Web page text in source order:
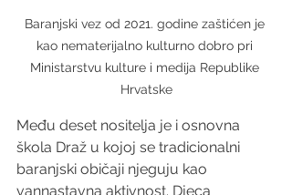
Baranjski vez od 2021. godine zaštićen je
kao nematerijalno kulturno dobro pri
Ministarstvu kulture i medija Republike
Hrvatske
Među deset nositelja je i osnovna
škola Draž u kojoj se tradicionalni
baranjski običaji njeguju kao
vannastavna aktivnost. Djeca